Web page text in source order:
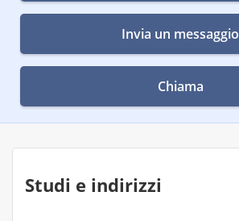
Invia un messaggio
Chiama
Studi e indirizzi